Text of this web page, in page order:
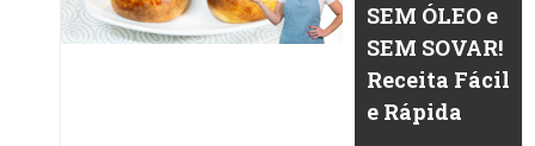
SEM ÓLEO e
SEM SOVAR!
Receita Fácil
e Rápida